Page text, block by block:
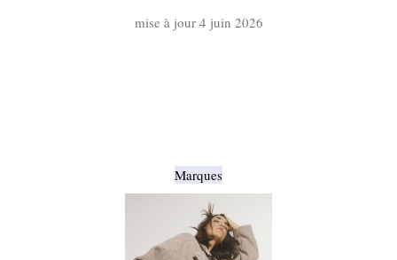
mise à jour 4 juin 2026
Marques